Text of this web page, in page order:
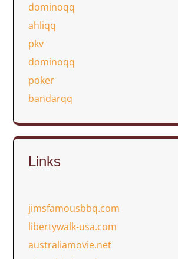
dominoqq
ahliqq
pkv
dominoqq
poker
bandarqq
Links
jimsfamousbbq.com
libertywalk-usa.com
australiamovie.net